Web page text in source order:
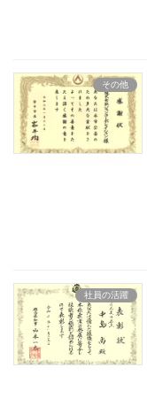
その他
社員の活躍